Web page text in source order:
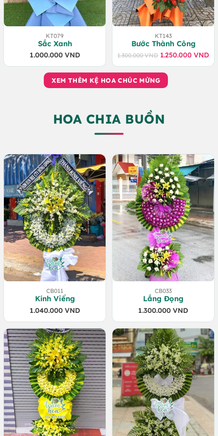
KT079
Sắc Xanh
1.000.000 VND
KT143
Bước Thành Công
1.300.000VND Giá
gốc
là:
1.250.000 VND
Giá
hiện
tại
1.250.000 VND.
XEM THÊM KỆ HOA CHÚC MỪNG
HOA CHIA BUỒN
CB011
Kính Viếng
1.040.000 VND
CB033
Lắng Đọng
1.300.000 VND